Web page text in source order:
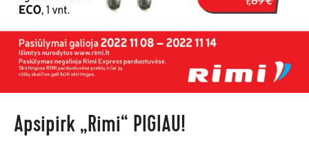
Apsipirk „Rimi“ PIGIAU!